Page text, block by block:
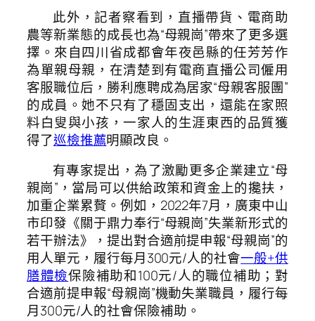
此外，記者察看到，直播帶貨、電商助
農等新業態的成長也為“母親崗”帶來了更多選
擇。來自四川省成都會年夜邑縣的任芳芳作
為單親母親，在清楚到有電商直播公司僱用
客服職位后，勝利應聘成為居家“母親客服團”
的成員。她不只有了穩固支出，還能在家照
料白叟與小孩，一家人的生涯東西的品質獲
得了巡檢推薦明顯改良。
有專家提出，為了激勵更多企業建立“母
親崗”，當局可以供給政策和資金上的攙扶，
加重企業累贅。例如，2022年7月，廣東中山
市印發《關于鼎力奉行“母親崗”失業新形式的
若干辦法》，提出對合適前提申報“母親崗”的
用人單元，履行每月300元/人的社會一般+供
膳體檢保險補助和100元/人的職位補助；對
合適前提申報“母親崗”機動失業職員，履行每
月300元/人的社會保險補助。